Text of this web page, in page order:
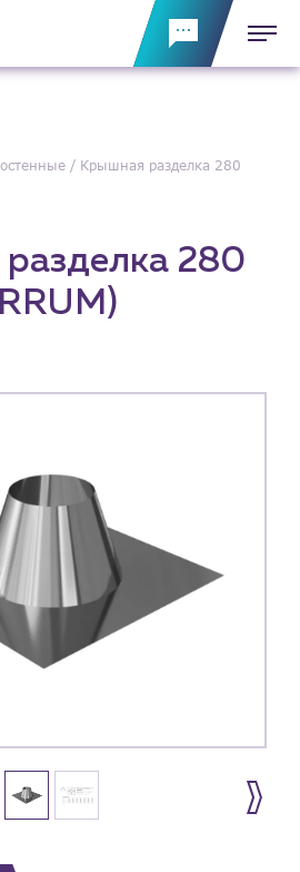
Крышная разделка 280
280